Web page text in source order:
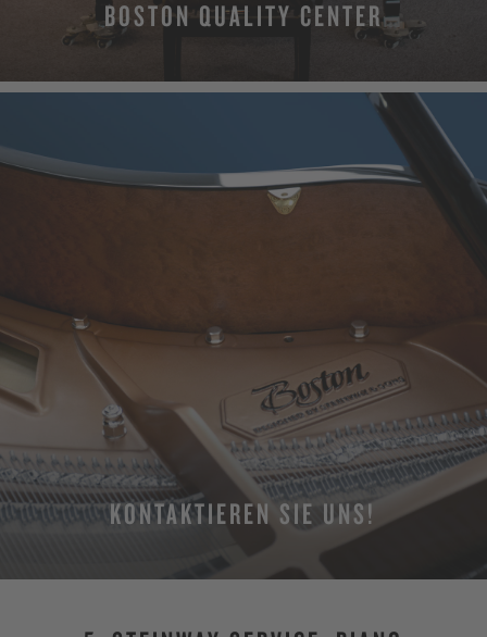
BOSTON QUALITY CENTER
KONTAKTIEREN SIE UNS!